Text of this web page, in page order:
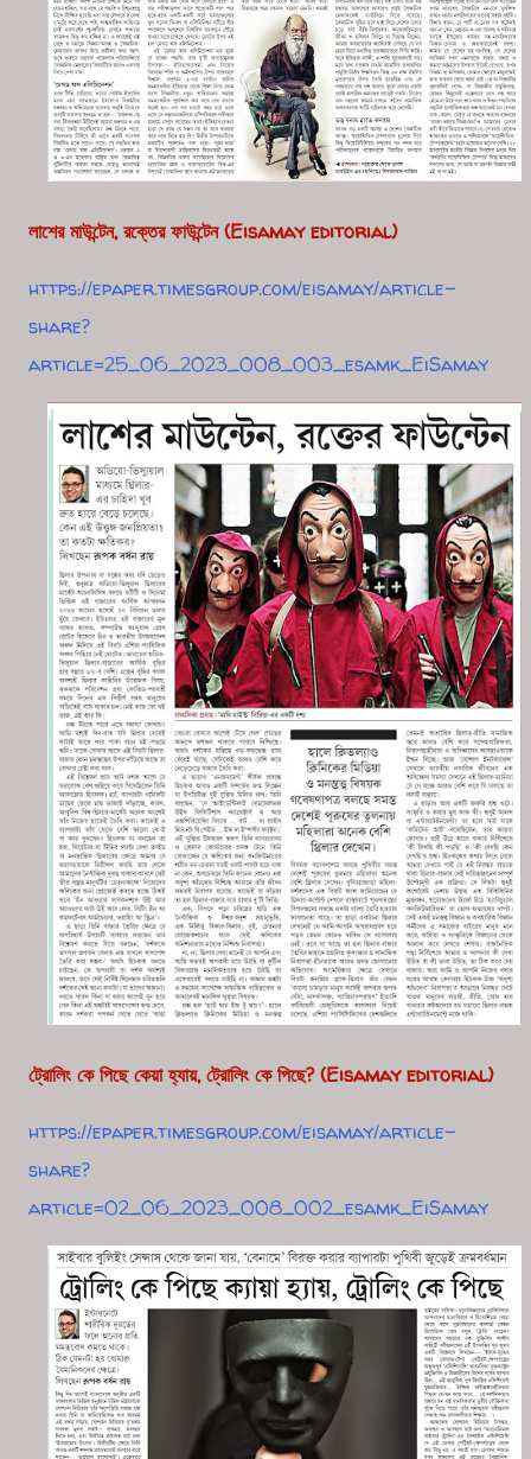
লাশের মাউন্টেন, রক্তের ফাউন্টেন (Eisamay editorial)
https://epaper.timesgroup.com/eisamay/article-
share?
article=25_06_2023_008_003_esamk_EiSamay
ট্রোলিং কে পিছে কেয়া হ্যায়, ট্রোলিং কে পিছে? (Eisamay editorial)
https://epaper.timesgroup.com/eisamay/article-
share?
article=02_06_2023_008_002_esamk_EiSamay